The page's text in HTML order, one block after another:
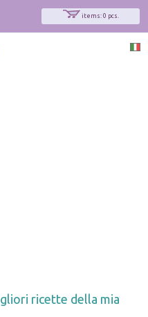
items: 0 pcs.
ricette della mia